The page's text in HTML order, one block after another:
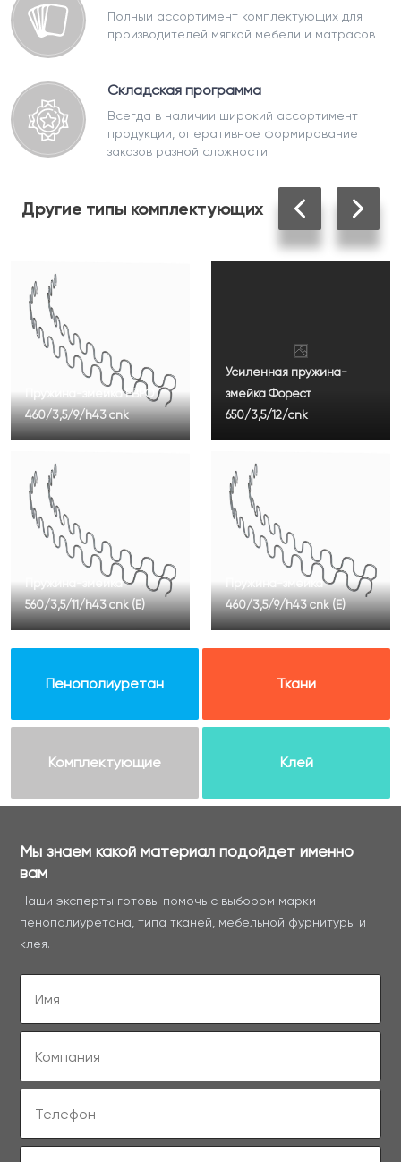
Полный ассортимент комплектующих для
производителей мягкой мебели и матрасов
Складская программа
Всегда в наличии широкий ассортимент
продукции, оперативное формирование
заказов разной сложности
Другие типы комплектующих
Пружина-змейка ЕВРО
460/3,5/9/h43 cnk
Пружина-змейка
560/3,5/11/h43 cnk (Е)
Усиленная пружина-
змейка Форест
650/3,5/12/cnk
Пружина-змейка
460/3,5/9/h43 cnk (Е)
Пенополиуретан Ткани
Комплектующие Клей
Мы знаем какой материал подойдет именно
вам
Наши эксперты готовы помочь с выбором марки
пенополиуретана, типа тканей, мебельной фурнитуры и
клея.